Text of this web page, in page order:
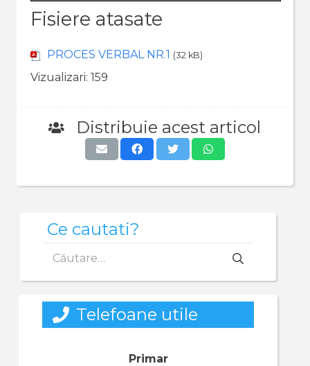
Fisiere atasate
PROCES VERBAL NR.1 (32 kB)
Vizualizari: 159
Distribuie acest articol
Ce cautati?
după:
Telefoane utile
Primar